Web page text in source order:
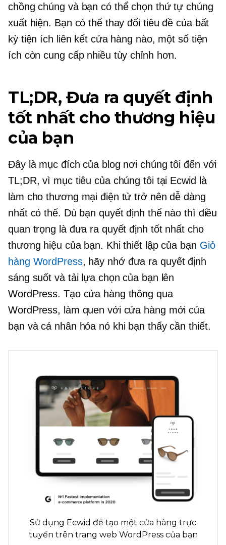
chồng chúng và bạn có thể chọn thứ tự chúng
xuất hiện. Bạn có thể thay đổi tiêu đề của bất
kỳ tiện ích liên kết cửa hàng nào, một số tiện
ích còn cung cấp nhiều tùy chỉnh hơn.
TL;DR, Đưa ra quyết định
tốt nhất cho thương hiệu
của bạn
Đây là mục đích của blog nơi chúng tôi đến với
TL;DR, vì mục tiêu của chúng tôi tại Ecwid là
làm cho thương mại điện tử trở nên dễ dàng
nhất có thể. Dù bạn quyết định thế nào thì điều
quan trọng là đưa ra quyết định tốt nhất cho
thương hiệu của bạn. Khi thiết lập của bạn Giỏ
hàng WordPress, hãy nhớ đưa ra quyết định
sáng suốt và tải lựa chọn của bạn lên
WordPress. Tạo cửa hàng thông qua
WordPress, làm quen với cửa hàng mới của
bạn và cá nhân hóa nó khi bạn thấy cần thiết.
Sử dụng Ecwid để tạo một cửa hàng trực
tuyến trên trang web WordPress của bạn